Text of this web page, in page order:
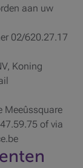
aan uw
02/620.27.17
Koning
Meeûssquare
of via